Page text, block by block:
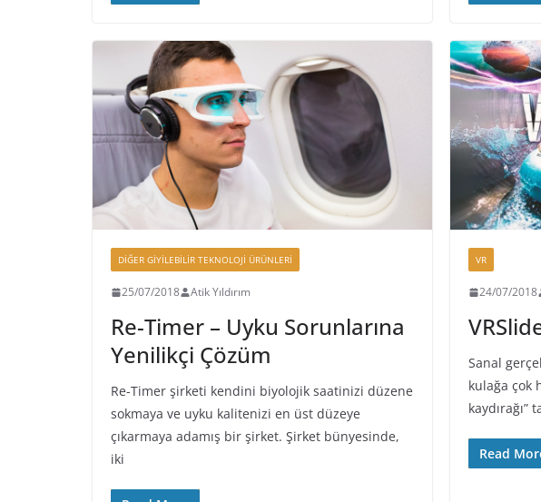
DIĞER GIYILEBILIR TEKNOLOJI ÜRÜNLERI
25/07/2018 Atik Yıldırım
Re-Timer – Uyku Sorunlarına
Yenilikçi Çözüm
Re-Timer şirketi kendini biyolojik saatinizi düzene
sokmaya ve uyku kalitenizi en üst düzeye
çıkarmaya adamış bir şirket. Şirket bünyesinde,
iki
VR
24/07/2018
Sanal
kulağa çok
kaydırağı”
Read